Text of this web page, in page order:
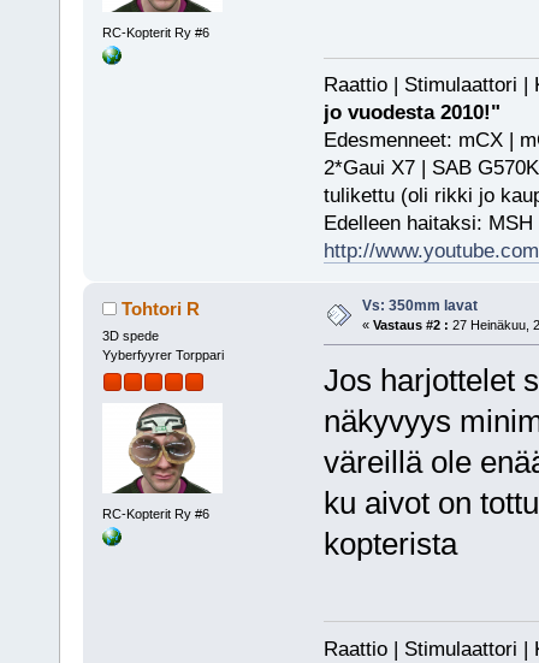
RC-Kopterit Ry #6
Raattio |
jo vuodesta 2010!"
Edesmenneet: mCX |
2*Gaui X7 | SAB
tulikettu (oli rikki jo
Edelleen haitaksi:
http://
Tohtori R
3D spede
Yyberfyyrer Torppari
RC-Kopterit Ry #6
Vs: 350mm lavat
« Vastaus #2 : 27 Heinäkuu,
Jos harjottelet
näkyvyys
väreillä ole
ku aivot on
kopterista
Raattio |